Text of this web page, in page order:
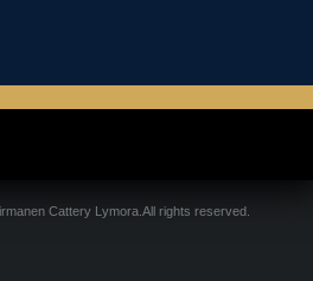
Cattery Lymora.All rights reserved.